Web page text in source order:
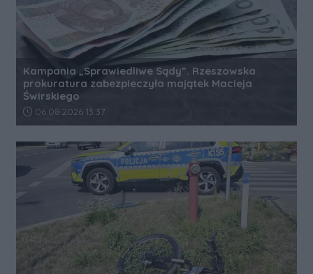
Kampania „Sprawiedliwe Sądy”. Rzeszowska
prokuratura zabezpieczyła majątek Macieja
Świrskiego
Data dodania artykułu:
06.08.2026 13:37